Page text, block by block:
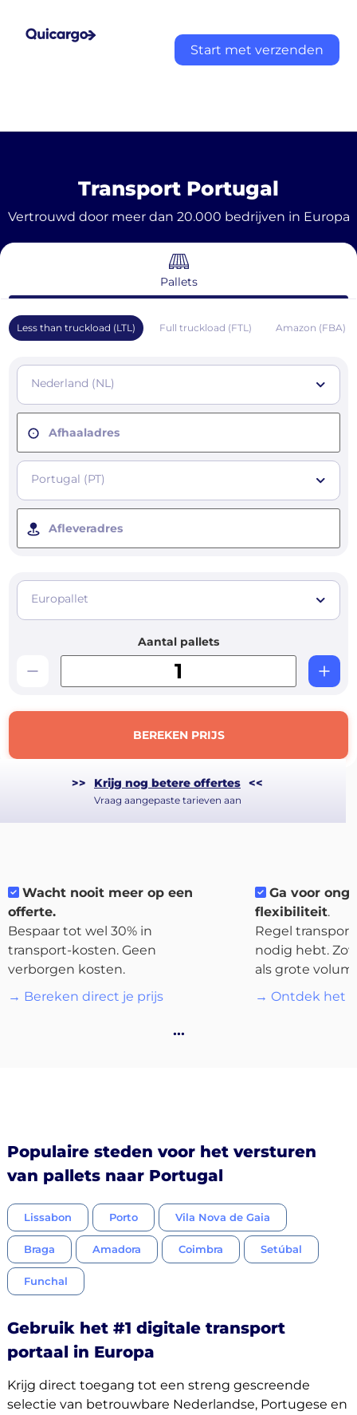
Start met verzenden
Nederlands
Inloggen
Aanmelden
Transport Portugal
Vertrouwd door meer dan 20.000 bedrijven in Europa
Pallets
Less than truckload (LTL) Full truckload (FTL) Amazon (FBA)
Nederland (NL)
Afhaaladres
Portugal (PT)
Afleveradres
Europallet
Aantal pallets
BEREKEN PRIJS
>> Krijg nog betere offertes <<
Vraag aangepaste tarieven aan
Wacht nooit meer op een
offerte.
Bespaar tot wel 30% in
transport-kosten. Geen
verborgen kosten.
→ Bereken direct je prijs
Ga voor
flexibiliteit.
Regel
nodig hebt.
als grote
→ Ontdek het
…
Populaire steden voor het versturen
van pallets naar Portugal
Lissabon Porto Vila Nova de Gaia
Braga Amadora Coimbra Setúbal
Funchal
Gebruik het #1 digitale transport
portaal in Europa
Krijg direct toegang tot een streng gescreende
selectie van betrouwbare Nederlandse, Portugese en